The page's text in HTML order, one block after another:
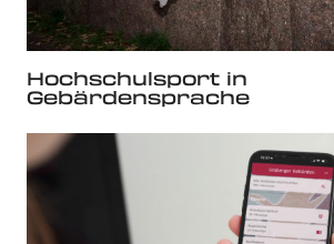
Hochschulsport in
Gebärdensprache